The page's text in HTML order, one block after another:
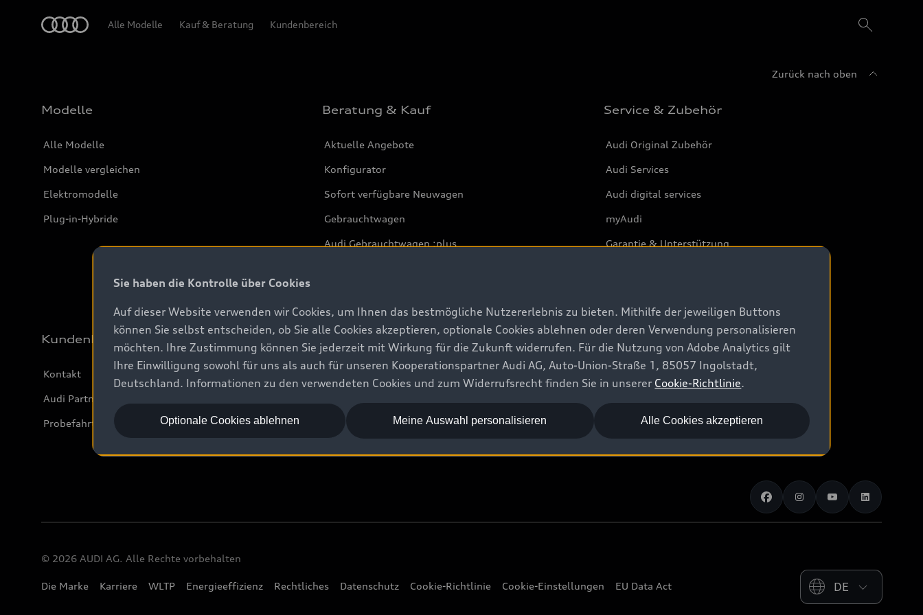
Alle Modelle Kauf & Beratung Kundenbereich
Zurück nach oben
Modelle
Alle Modelle
Modelle vergleichen
Elektromodelle
Plug-in-Hybride
Beratung & Kauf
Aktuelle Angebote
Konfigurator
Sofort verfügbare Neuwagen
Gebrauchtwagen
Audi Gebrauchtwagen :plus
Service & Zubehör
Audi Original Zubehör
Audi Services
Audi digital services
myAudi
Garantie & Unterstützung
Kundenbereich
Kontakt
Audi Partner finden
Probefahrt anfragen
Stories of Progress
Stories of Luxembourg
© 2026 AUDI AG. Alle Rechte vorbehalten
Die Marke Karriere WLTP Energieeffizienz Rechtliches Datenschutz Cookie-Richtlinie Cookie-Einstellungen EU Data Act
Please select country
Sie haben die Kontrolle über Cookies
Auf dieser Website verwenden wir Cookies, um Ihnen das bestmögliche Nutzererlebnis zu bieten. Mithilfe der jeweiligen Buttons
können Sie selbst entscheiden, ob Sie alle Cookies akzeptieren, optionale Cookies ablehnen oder deren Verwendung personalisieren
möchten. Ihre Zustimmung können Sie jederzeit mit Wirkung für die Zukunft widerrufen. Für die Nutzung von Adobe Analytics gilt
Ihre Einwilligung sowohl für uns als auch für unseren Kooperationspartner Audi AG, Auto-Union-Straße 1, 85057 Ingolstadt,
Deutschland. Informationen zu den verwendeten Cookies und zum Widerrufsrecht finden Sie in unserer Cookie-Richtlinie.
Alle Cookies akzeptieren
Optionale Cookies ablehnen Meine Auswahl personalisieren